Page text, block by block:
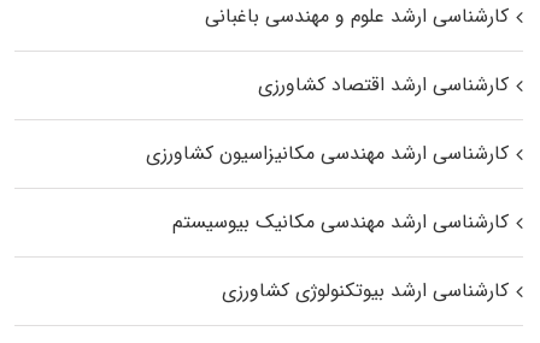
کارشناسی ارشد علوم و مهندسی باغبانی
کارشناسی ارشد اقتصاد کشاورزی
کارشناسی ارشد مهندسی مکانیزاسیون کشاورزی
کارشناسی ارشد مهندسی مکانیک بیوسیستم
کارشناسی ارشد بیوتکنولوژی کشاورزی